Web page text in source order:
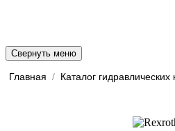
Свернуть меню
Главная /